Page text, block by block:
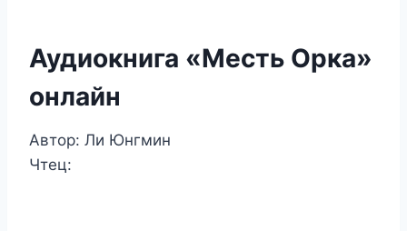
Аудиокнига «Месть Орка»
онлайн
Автор: Ли Юнгмин
Чтец: